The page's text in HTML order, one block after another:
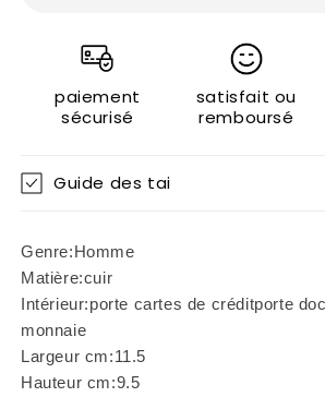
paiement
sécurisé
satisfait ou
remboursé
Guide des tai
Genre:Homme
Matière:cuir
Intérieur:porte cartes de créditporte
monnaie
Largeur cm:11.5
Hauteur cm:9.5